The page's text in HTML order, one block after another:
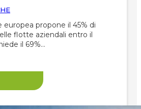
europea propone il 45% di
flotte aziendali entro il
il 69%…